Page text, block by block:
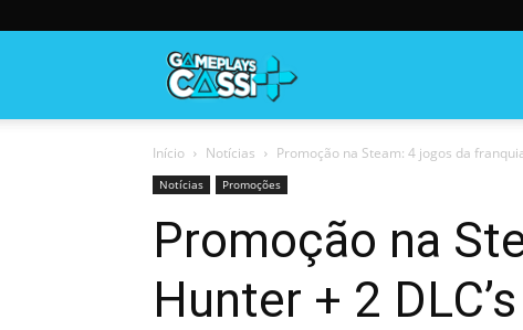
Início Notícias Promoção na Steam: 4 jogos da
Notícias Promoções
Promoção na
Hunter + 2